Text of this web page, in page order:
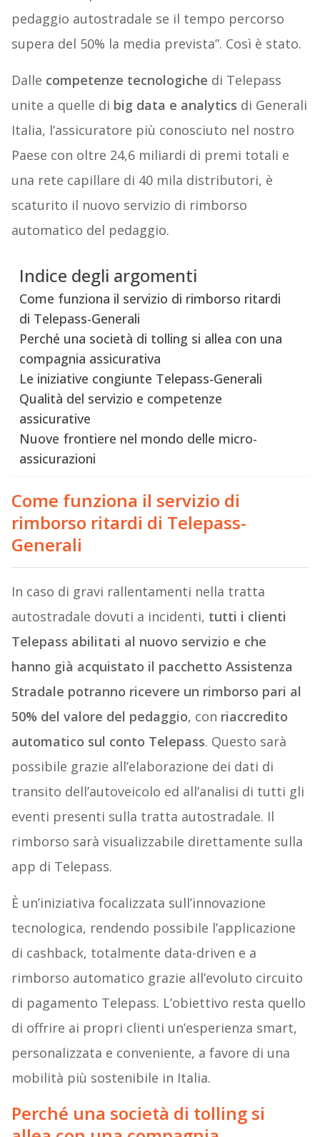
pedaggio autostradale se il tempo percorso
supera del 50% la media prevista”. Così è stato.
Dalle competenze tecnologiche di Telepass
unite a quelle di big data e analytics di Generali
Italia, l’assicuratore più conosciuto nel nostro
Paese con oltre 24,6 miliardi di premi totali e
una rete capillare di 40 mila distributori, è
scaturito il nuovo servizio di rimborso
automatico del pedaggio.
Indice degli argomenti
Come funziona il servizio di rimborso ritardi
di Telepass-Generali
Perché una società di tolling si allea con una
compagnia assicurativa
Le iniziative congiunte Telepass-Generali
Qualità del servizio e competenze
assicurative
Nuove frontiere nel mondo delle micro-
assicurazioni
Come funziona il servizio di
rimborso ritardi di Telepass-
Generali
In caso di gravi rallentamenti nella tratta
autostradale dovuti a incidenti, tutti i clienti
Telepass abilitati al nuovo servizio e che
hanno già acquistato il pacchetto Assistenza
Stradale potranno ricevere un rimborso pari al
50% del valore del pedaggio, con riaccredito
automatico sul conto Telepass. Questo sarà
possibile grazie all’elaborazione dei dati di
transito dell’autoveicolo ed all’analisi di tutti gli
eventi presenti sulla tratta autostradale. Il
rimborso sarà visualizzabile direttamente sulla
app di Telepass.
È un’iniziativa focalizzata sull’innovazione
tecnologica, rendendo possibile l’applicazione
di cashback, totalmente data-driven e a
rimborso automatico grazie all’evoluto circuito
di pagamento Telepass. L’obiettivo resta quello
di offrire ai propri clienti un’esperienza smart,
personalizzata e conveniente, a favore di una
mobilità più sostenibile in Italia.
Perché una società di tolling si